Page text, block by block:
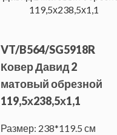
VT/B564/SG5918R
Ковер Давид 2
матовый обрезной
119,5х238,5х1,1
Размер: 238*119.5 см